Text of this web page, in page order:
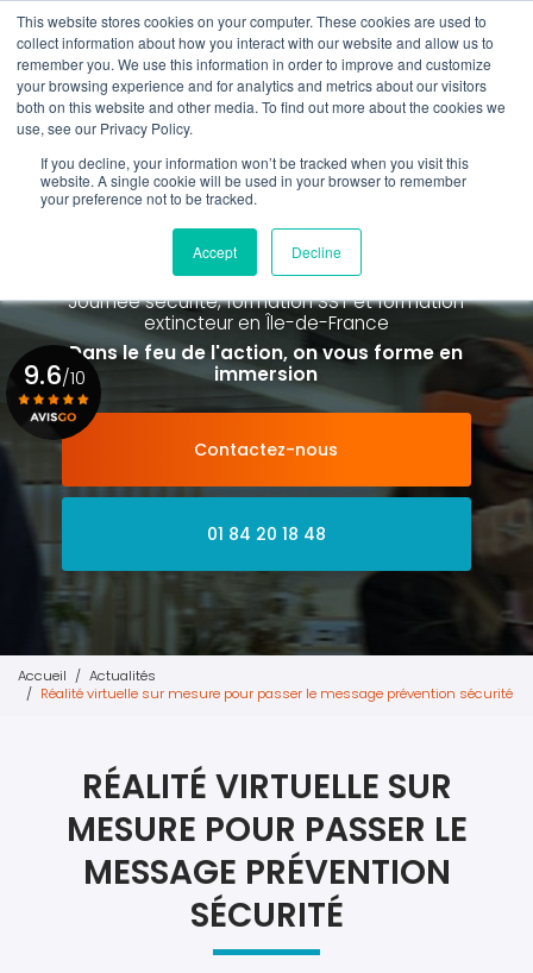
This website stores cookies on your computer. These cookies are used to
collect information about how you interact with our website and allow us to
remember you. We use this information in order to improve and customize
your browsing experience and for analytics and metrics about our visitors
both on this website and other media. To find out more about the cookies we
use, see our Privacy Policy.
If you decline, your information won’t be tracked when you visit this
website. A single cookie will be used in your browser to remember
your preference not to be tracked.
Accept Decline
Aller
au
contenu
principal
01 84 20 18 48
Rappel gratuit
Spécialiste de la formation SST et
de la Formation Incendie
à Paris La Défense depuis 2015
Journée sécurité, formation SST et formation
extincteuren Île-de-France
Dans le feu de l'action, on vous forme en
immersion
Contactez-nous
01 84 20 18 48
9.6/10
Voir le certificat
Accueil
Actualités
Réalité virtuelle sur mesure pour passer le message prévention sécurité
RÉALITÉ VIRTUELLE SUR
MESURE POUR PASSER LE
MESSAGE PRÉVENTION
SÉCURITÉ